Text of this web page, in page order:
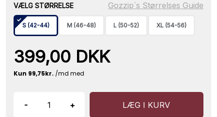
VÆLG STØRRELSE Gozzip´s Størrelses Guide
S (42-44) M (46-48) L (50-52) XL (54-56)
399,00 DKK
- + LÆG I KURV